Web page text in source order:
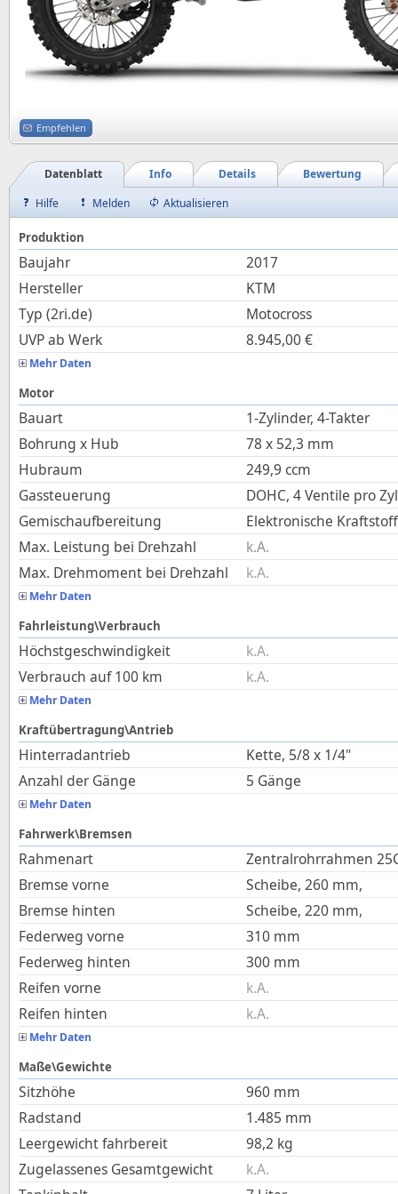
Empfehlen
Bewertung
Details
Info
Datenblatt
Hilfe
Melden Aktualisieren
Produktion
Baujahr
2017
Hersteller
KTM
Typ (2ri.de)
Motocross
UVP ab Werk
8.945,00€
Mehr Daten
Motor
Bauart
1-Zylinder, 4-Takter
Bohrung x Hub
78 x 52,3 mm
Hubraum
249,9 ccm
Gassteuerung
DOHC, 4 Ventile pro
Gemischaufbereitung
Elektronische
Max. Leistung bei Drehzahl
k.A.
Max. Drehmoment bei Drehzahl
k.A.
Mehr Daten
Fahrleistung\Verbrauch
Höchstgeschwindigkeit
k.A.
Verbrauch auf 100 km
k.A.
Mehr Daten
Kraftübertragung\Antrieb
Hinterradantrieb
Kette, 5/8 x 1/4"
Anzahl der Gänge
5 Gänge
Mehr Daten
Fahrwerk\Bremsen
Rahmenart
Zentralrohrrahmen
Bremse vorne
Scheibe, 260 mm,
Bremse hinten
Scheibe, 220 mm,
Federweg vorne
310 mm
Federweg hinten
300 mm
Reifen vorne
k.A.
Reifen hinten
k.A.
Mehr Daten
Maße\Gewichte
Sitzhöhe 960 mm
Radstand
1.485 mm
Leergewicht fahrbereit
98,2 kg
Zugelassenes Gesamtgewicht
k.A.